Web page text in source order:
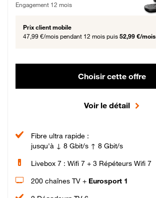
Engagement 12 mois
Prix client mobile
47,99 €/mois pendant 12 mois puis 52,99 €/mois
Choisir cette offre
Voir le détail
Fibre ultra rapide :
jusqu'à ↓ 8 Gbit/s ↑ 8 Gbit/s
Livebox 7 : Wifi 7 + 3 Répéteurs Wifi 7
200 chaînes TV + Eurosport 1